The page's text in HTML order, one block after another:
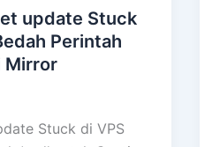
update Stuck
Perintah
Mirror
Stuck di VPS